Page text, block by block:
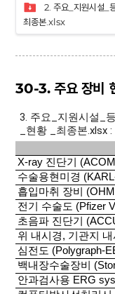
2. 주요_지원시설_
최종본.xlsx
30-3. 주요 장비